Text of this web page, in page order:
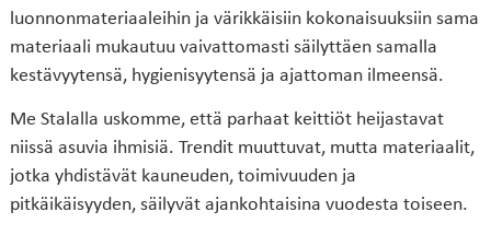
luonnonmateriaaleihin ja värikkäisiin kokonaisuuksiin sama
materiaali mukautuu vaivattomasti säilyttäen samalla
kestävyytensä, hygienisyytensä ja ajattoman ilmeensä.
Me Stalalla uskomme, että parhaat keittiöt heijastavat
niissä asuvia ihmisiä. Trendit muuttuvat, mutta materiaalit,
jotka yhdistävät kauneuden, toimivuuden ja
pitkäikäisyyden, säilyvät ajankohtaisina vuodesta toiseen.